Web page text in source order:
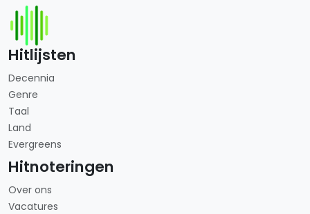
Hitlijsten
Decennia
Genre
Taal
Land
Evergreens
Hitnoteringen
Over ons
Vacatures